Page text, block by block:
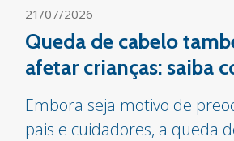
21/07/2026
Queda de cabelo
afetar crianças: saiba
Embora seja motivo de
pais e cuidadores, a queda